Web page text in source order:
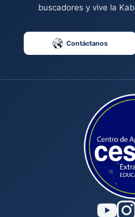
buscadores y vive la
Contáctanos